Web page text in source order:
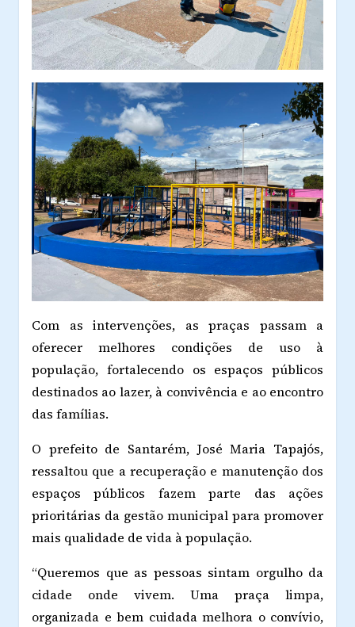
Com as intervenções, as praças passam a
oferecer melhores condições de uso à
população, fortalecendo os espaços públicos
destinados ao lazer, à convivência e ao encontro
das famílias.
O prefeito de Santarém, José Maria Tapajós,
ressaltou que a recuperação e manutenção dos
espaços públicos fazem parte das ações
prioritárias da gestão municipal para promover
mais qualidade de vida à população.
“Queremos que as pessoas sintam orgulho da
cidade onde vivem. Uma praça limpa,
organizada e bem cuidada melhora o convívio,